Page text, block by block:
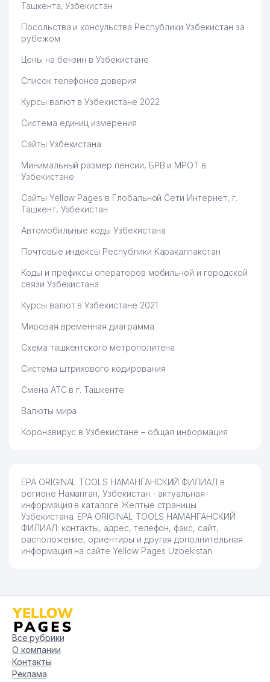
Ташкента, Узбекистан
Посольства и консульства Республики Узбекистан за
рубежом
Цены на бензин в Узбекистане
Список телефонов доверия
Курсы валют в Узбекистане 2022
Система единиц измерения
Сайты Узбекистана
Минимальный размер пенсии, БРВ и МРОТ в
Узбекистане
Сайты Yellow Pages в Глобальной Сети Интернет, г.
Ташкент, Узбекистан
Автомобильные коды Узбекистана
Почтовые индексы Республики Каракалпакстан
Коды и префиксы операторов мобильной и городской
связи Узбекистана
Курсы валют в Узбекистане 2021
Мировая временная диаграмма
Схема ташкентского метрополитена
Система штрихового кодирования
Смена АТС в г. Ташкенте
Валюты мира
Коронавирус в Узбекистане – общая информация
EPA ORIGINAL TOOLS НАМАНГАНСКИЙ ФИЛИАЛ в
регионе Наманган, Узбекистан - актуальная
информация в каталоге Желтые страницы
Узбекистана. EPA ORIGINAL TOOLS НАМАНГАНСКИЙ
ФИЛИАЛ: контакты, адрес, телефон, факс, сайт,
расположение, ориентиры и другая дополнительная
информация на сайте Yellow Pages Uzbekistan.
Все рубрики
О компании
Контакты
Реклама